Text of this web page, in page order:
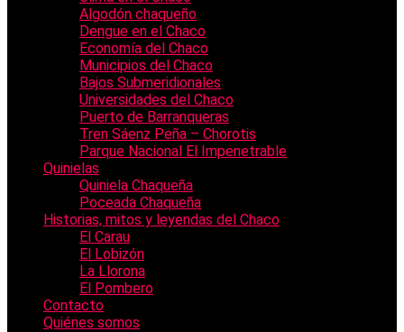
Algodón chaqueño
Dengue en el Chaco
Economía del Chaco
Municipios del Chaco
Bajos Submeridionales
Universidades del Chaco
Puerto de Barranqueras
Tren Sáenz Peña – Chorotis
Parque Nacional El Impenetrable
Quinielas
Quiniela Chaqueña
Poceada Chaqueña
Historias, mitos y leyendas del Chaco
El Carau
El Lobizón
La Llorona
El Pombero
Contacto
Quiénes somos